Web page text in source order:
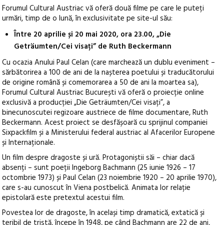
Forumul Cultural Austriac vă oferă două filme pe care le puteți
urmări, timp de o lună, în exclusivitate pe site-ul său:
Între 20 aprilie și 20 mai 2020, ora 23.00, „Die
Geträumten/Cei visați” de Ruth Beckermann
Cu ocazia Anului Paul Celan (care marchează un dublu eveniment –
sărbătorirea a 100 de ani de la nașterea poetului și traducătorului
de origine română și comemorarea a 50 de ani la moartea sa),
Forumul Cultural Austriac București vă oferă o proiecție online
exclusivă a producției „Die Geträumten/Cei visați”, a
binecunoscutei regizoare austriece de filme documentare, Ruth
Beckermann. Acest proiect se desfășoară cu sprijinul companiei
Sixpackfilm și a Ministerului federal austriac al Afacerilor Europene
și Internaționale.
Un film despre dragoste și ură. Protagoniștii săi – chiar dacă
absenți – sunt poeții Ingeborg Bachmann (25 iunie 1926 – 17
octombrie 1973) și Paul Celan (23 noiembrie 1920 – 20 aprilie 1970),
care s-au cunoscut în Viena postbelică. Animata lor relație
epistolară este pretextul acestui film.
Povestea lor de dragoste, în același timp dramatică, extatică și